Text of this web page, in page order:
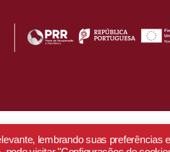
lembrando suas preferências